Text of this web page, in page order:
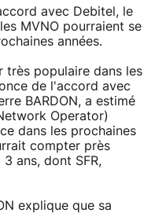
avec Debitel, le
MVNO pourraient se
années.
très populaire dans les
de l'accord avec
BARDON, a estimé
Operator)
dans les prochaines
compter près
ans, dont SFR,
explique que sa